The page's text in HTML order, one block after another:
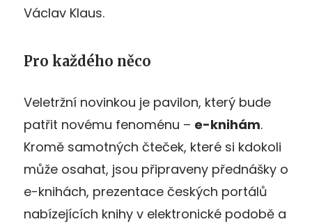
Václav Klaus.
Pro každého něco
Veletržní novinkou je pavilon, který bude
patřit novému fenoménu – e-knihám.
Kromě samotných čteček, které si kdokoli
může osahat, jsou připraveny přednášky o
e-knihách, prezentace českých portálů
nabízejících knihy v elektronické podobě a